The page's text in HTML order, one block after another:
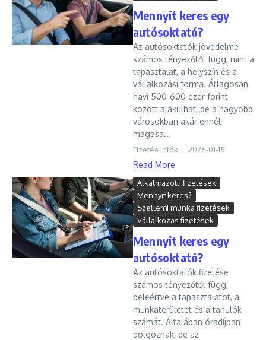
Mennyit keres egy
autósoktató?
Az autósoktatók jövedelme
számos tényezőtől függ, mint a
tapasztalat, a helyszín és a
vállalkozási forma. Átlagosan
havi 500-600 ezer forint
között alakulhat, de a nagyobb
városokban akár ennél
magasa...
Fizetés Infók 2026-01-15
Read More
Alkalmazotti fizetések
Mennyit keres?
Szellemi munka fizetések
Vállalkozás fizetések
Mennyit keres egy
autósoktató?
Az autósoktatók fizetése
számos tényezőtől függ,
beleértve a tapasztalatot, a
munkaterületet és a tanulók
számát. Általában óradíjban
dolgoznak, de az